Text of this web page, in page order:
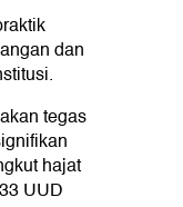
dan
tegas
hajat
UUD